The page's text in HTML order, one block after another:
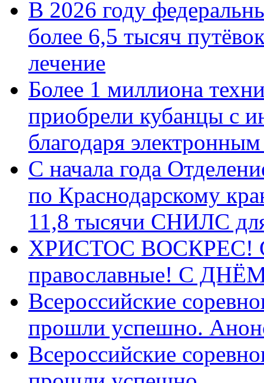
В 2026 году
более 6,5 тысяч
лечение
Более 1 миллиона
приобрели кубанцы с
благодаря
С начала года
по Краснодарскому
11,8 тысячи СНИЛС
ХРИСТОС ВОСКРЕС! С
православные! C
Всероссийские
прошли успешно.
Всероссийские